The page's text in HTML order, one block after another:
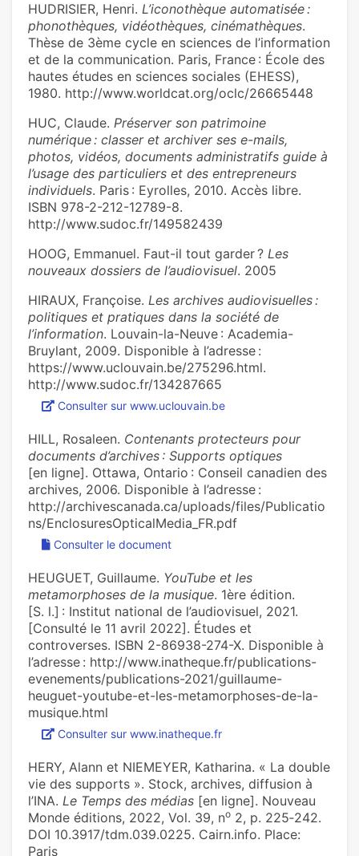
HUDRISIER, Henri. L’iconothèque automatisée :
phonothèques, vidéothèques, cinémathèques.
Thèse de 3ème cycle en sciences de l’information
et de la communication. Paris, France : École des
hautes études en sciences sociales (EHESS),
1980. http://www.worldcat.org/oclc/26665448
HUC, Claude. Préserver son patrimoine
numérique : classer et archiver ses e-mails,
photos, vidéos, documents administratifs guide à
l’usage des particuliers et des entrepreneurs
individuels. Paris : Eyrolles, 2010. Accès libre.
ISBN 978-2-212-12789-8.
http://www.sudoc.fr/149582439
HOOG, Emmanuel. Faut-il tout garder ? Les
nouveaux dossiers de l’audiovisuel. 2005
HIRAUX, Françoise. Les archives audiovisuelles :
politiques et pratiques dans la société de
l’information. Louvain-la-Neuve : Academia-
Bruylant, 2009. Disponible à l’adresse :
https://www.uclouvain.be/275296.html.
http://www.sudoc.fr/134287665
Consulter sur www.uclouvain.be
HILL, Rosaleen. Contenants protecteurs pour
documents d’archives : Supports optiques
[en ligne]. Ottawa, Ontario : Conseil canadien des
archives, 2006. Disponible à l’adresse :
http://archivescanada.ca/uploads/files/Publicatio
ns/EnclosuresOpticalMedia_FR.pdf
Consulter le document
HEUGUET, Guillaume. YouTube et les
metamorphoses de la musique. 1ère édition.
[S. l.] : Institut national de l’audiovisuel, 2021.
[Consulté le 11 avril 2022]. Études et
controverses. ISBN 2-86938-274-X. Disponible à
l’adresse : http://www.inatheque.fr/publications-
evenements/publications-2021/guillaume-
heuguet-youtube-et-les-metamorphoses-de-la-
musique.html
Consulter sur www.inatheque.fr
HERY, Alann et NIEMEYER, Katharina. « La double
vie des supports ». Stock, archives, diffusion à
l’INA. Le Temps des médias [en ligne]. Nouveau
Monde éditions, 2022, Vol. 39, no 2, p. 225‑242.
DOI 10.3917/tdm.039.0225. Cairn.info. Place:
Paris